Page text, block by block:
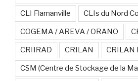
CLI Flamanville CLIs du Nord
COGEMA / AREVA / ORANO
CRIIRAD CRILAN CRILAN
CSM (Centre de Stockage de la